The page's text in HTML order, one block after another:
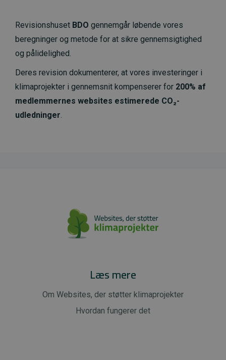
Revisionshuset BDO gennemgår løbende vores
beregninger og metode for at sikre gennemsigtighed
og pålidelighed.
Deres revision dokumenterer, at vores investeringer i
klimaprojekter i gennemsnit kompenserer for 200% af
medlemmernes websites estimerede CO₂-
udledninger.
Læs mere
Om Websites, der støtter klimaprojekter
Hvordan fungerer det